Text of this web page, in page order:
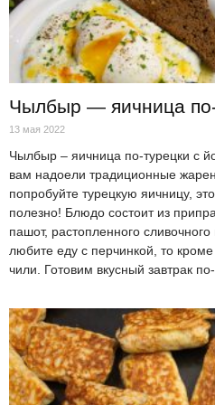
Чылбыр — яичница
13 мая 2022
Чылбыр – яичница по-турецки с
вам надоели традиционные
попробуйте турецкую яичницу,
полезно! Блюдо состоит из
пашот, растопленного
любите еду с перчинкой, то
чили. Готовим вкусный завтрак